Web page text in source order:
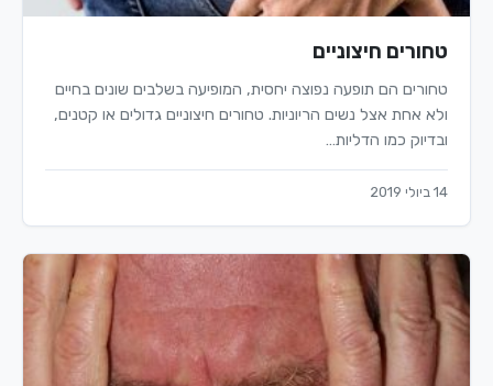
טחורים חיצוניים
טחורים הם תופעה נפוצה יחסית, המופיעה בשלבים שונים בחיים
ולא אחת אצל נשים הריוניות. טחורים חיצוניים גדולים או קטנים,
ובדיוק כמו הדליות…
14 ביולי 2019